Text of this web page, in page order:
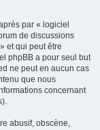
par « logiciel
de discussions
» et qui peut être
phpBB a pour seul but
ne peut en aucun cas
que nous
concernant
abusif, obscène,